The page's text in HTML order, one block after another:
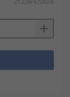
212,09 €/Stück